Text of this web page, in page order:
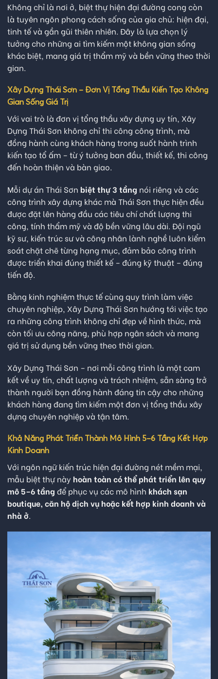
Không chỉ là nơi ở, biệt thự hiện đại đường cong còn
là tuyên ngôn phong cách sống của gia chủ: hiện đại,
tinh tế và gần gũi thiên nhiên. Đây là lựa chọn lý
tưởng cho những ai tìm kiếm một không gian sống
khác biệt, mang giá trị thẩm mỹ và bền vững theo thời
gian.
Xây Dựng Thái Sơn – Đơn Vị Tổng Thầu Kiến Tạo Không
Gian Sống Giá Trị
Với vai trò là đơn vị tổng thầu xây dựng uy tín, Xây
Dựng Thái Sơn không chỉ thi công công trình, mà
đồng hành cùng khách hàng trong suốt hành trình
kiến tạo tổ ấm – từ ý tưởng ban đầu, thiết kế, thi công
đến hoàn thiện và bàn giao.
Mỗi dự án Thái Sơn biệt thự 3 tầng nói riêng và các
công trình xây dựng khác mà Thái Sơn thực hiện đều
được đặt lên hàng đầu các tiêu chí chất lượng thi
công, tính thẩm mỹ và độ bền vững lâu dài. Đội ngũ
kỹ sư, kiến trúc sư và công nhân lành nghề luôn kiểm
soát chặt chẽ từng hạng mục, đảm bảo công trình
được triển khai đúng thiết kế – đúng kỹ thuật – đúng
tiến độ.
Bằng kinh nghiệm thực tế cùng quy trình làm việc
chuyên nghiệp, Xây Dựng Thái Sơn hướng tới việc tạo
ra những công trình không chỉ đẹp về hình thức, mà
còn tối ưu công năng, phù hợp ngân sách và mang
giá trị sử dụng bền vững theo thời gian.
Xây Dựng Thái Sơn – nơi mỗi công trình là một cam
kết về uy tín, chất lượng và trách nhiệm, sẵn sàng trở
thành người bạn đồng hành đáng tin cậy cho những
khách hàng đang tìm kiếm một đơn vị tổng thầu xây
dựng chuyên nghiệp và tận tâm.
Khả Năng Phát Triển Thành Mô Hình 5–6 Tầng Kết Hợp
Kinh Doanh
Với ngôn ngữ kiến trúc hiện đại đường nét mềm mại,
mẫu biệt thự này hoàn toàn có thể phát triển lên quy
mô 5–6 tầng để phục vụ các mô hình khách sạn
boutique, căn hộ dịch vụ hoặc kết hợp kinh doanh và
nhà ở.